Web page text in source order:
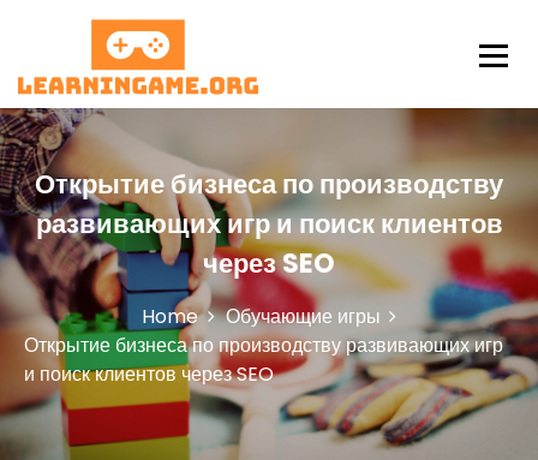
t
o
c
o
n
t
n
t
LearningAme
Открытие бизнеса по производству
развивающих игр и поиск клиентов
через SEO
Home
Обучающие игры
Открытие бизнеса по производству развивающих игр
и поиск клиентов через SEO